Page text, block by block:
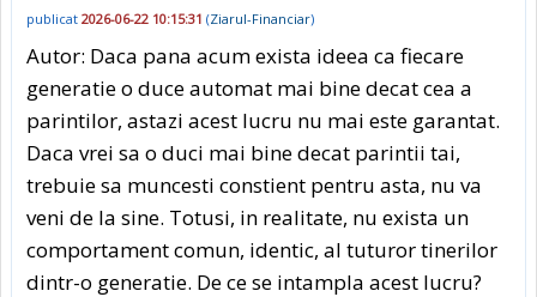
publicat 2026-06-22 10:15:31 (Ziarul-Financiar)
Autor: Daca pana acum exista ideea ca fiecare
generatie o duce automat mai bine decat cea a
parintilor, astazi acest lucru nu mai este garantat.
Daca vrei sa o duci mai bine decat parintii tai,
trebuie sa muncesti constient pentru asta, nu va
veni de la sine. Totusi, in realitate, nu exista un
comportament comun, identic, al tuturor tinerilor
dintr-o generatie. De ce se intampla acest lucru?